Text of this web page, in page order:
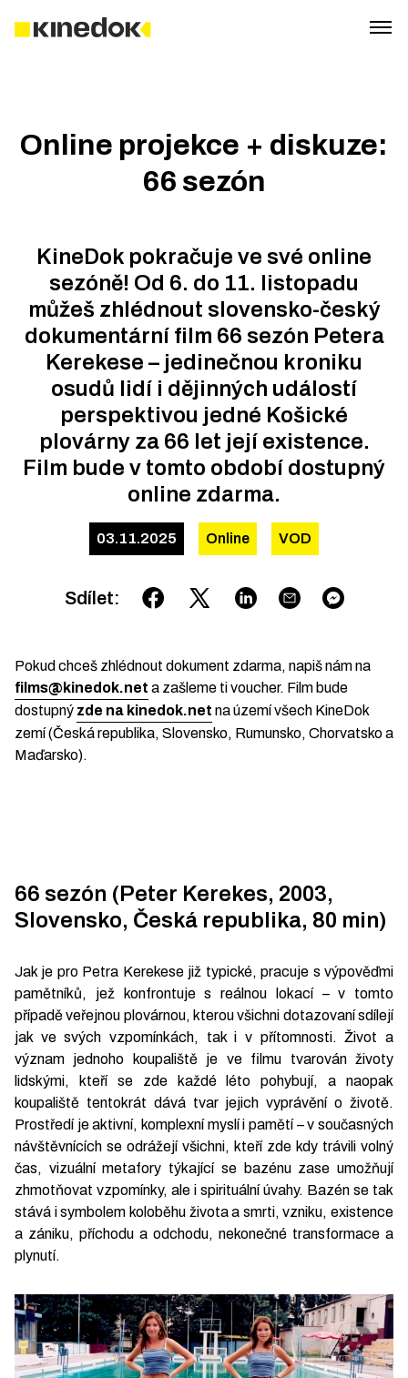
Online projekce + diskuze:
66 sezón
KineDok pokračuje ve své online
sezóně! Od 6. do 11. listopadu
můžeš zhlédnout slovensko-český
dokumentární film 66 sezón Petera
Kerekese – jedinečnou kroniku
osudů lidí i dějinných událostí
perspektivou jedné Košické
plovárny za 66 let její existence.
Film bude v tomto období dostupný
online zdarma.
03.11.2025 Online VOD
Sdílet:
Pokud chceš zhlédnout dokument zdarma, napiš nám na
films@kinedok.net a zašleme ti voucher. Film bude
dostupný zde na kinedok.net na území všech KineDok
zemí (Česká republika, Slovensko, Rumunsko, Chorvatsko a
Maďarsko).
66 sezón (Peter Kerekes, 2003,
Slovensko, Česká republika, 80 min)
Jak je pro Petra Kerekese již typické, pracuje s výpověďmi
pamětníků, jež konfrontuje s reálnou lokací – v tomto
případě veřejnou plovárnou, kterou všichni dotazovaní sdílejí
jak ve svých vzpomínkách, tak i v přítomnosti. Život a
význam jednoho koupaliště je ve filmu tvarován životy
lidskými, kteří se zde každé léto pohybují, a naopak
koupaliště tentokrát dává tvar jejich vyprávění o životě.
Prostředí je aktivní, komplexní myslí i pamětí – v současných
návštěvnících se odrážejí všichni, kteří zde kdy trávili volný
čas, vizuální metafory týkající se bazénu zase umožňují
zhmotňovat vzpomínky, ale i spirituální úvahy. Bazén se tak
stává i symbolem koloběhu života a smrti, vzniku, existence
a zániku, příchodu a odchodu, nekonečné transformace a
plynutí.